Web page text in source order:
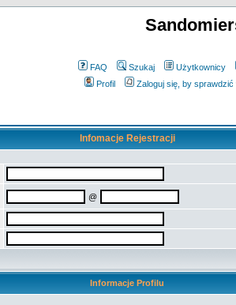
FAQ Szukaj Użytkownicy
Profil
Zaloguj się, by sprawdzić
Infomacje Rejestracji
@
Informacje Profilu